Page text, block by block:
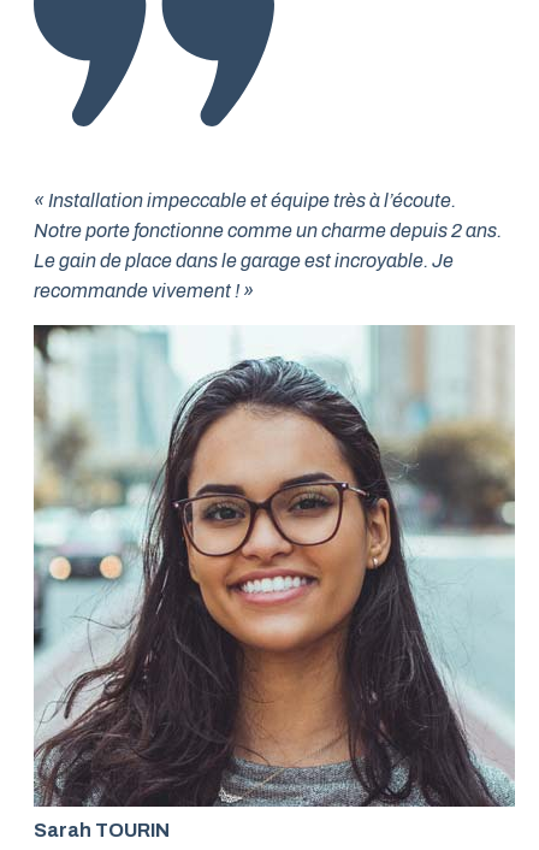
« Installation impeccable et équipe très à l’écoute.
Notre porte fonctionne comme un charme depuis 2 ans.
Le gain de place dans le garage est incroyable. Je
recommande vivement ! »
Sarah TOURIN